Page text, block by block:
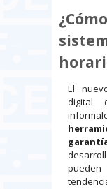
El
digital